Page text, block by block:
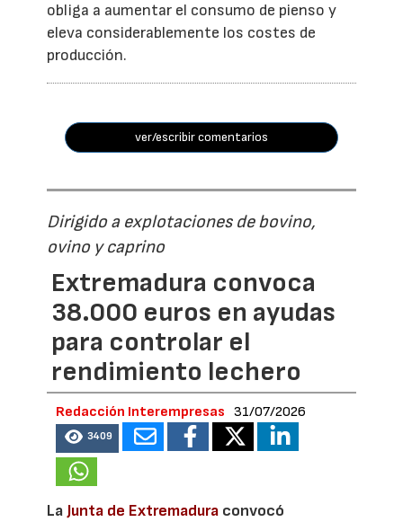
obliga a aumentar el consumo de pienso y
eleva considerablemente los costes de
producción.
ver/escribir comentarios
Dirigido a explotaciones de bovino,
ovino y caprino
Extremadura convoca
38.000 euros en ayudas
para controlar el
rendimiento lechero
Redacción Interempresas 31/07/2026
3409
La Junta de Extremadura convocó